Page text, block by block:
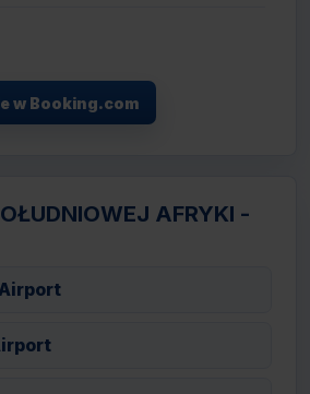
w Booking.com
AFRYKI -